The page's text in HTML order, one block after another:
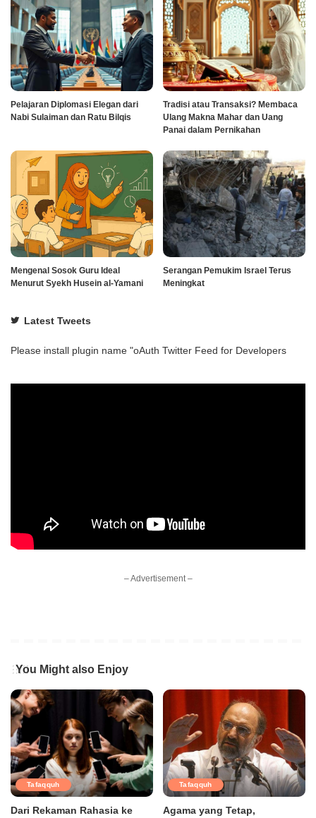
Pelajaran Diplomasi Elegan dari
Nabi Sulaiman dan Ratu Bilqis
Tradisi atau Transaksi? Membaca
Ulang Makna Mahar dan Uang
Panai dalam Pernikahan
Mengenal Sosok Guru Ideal
Menurut Syekh Husein al-Yamani
Serangan Pemukim Israel Terus
Meningkat
Latest Tweets
Please install plugin name "oAuth Twitter Feed for Developers
– Advertisement –
You Might also Enjoy
Tafaqquh
Dari Rekaman Rahasia ke
Tafaqquh
Agama yang Tetap,